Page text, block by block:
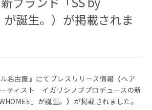
が誕生。）が掲載されま
名古屋』にてプレスリリース情報 （ヘア
ティスト イガリシノブプロデュースの新
」が誕生。） が掲載されました。